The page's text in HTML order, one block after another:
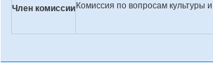
Член комиссии Комиссия по вопросам